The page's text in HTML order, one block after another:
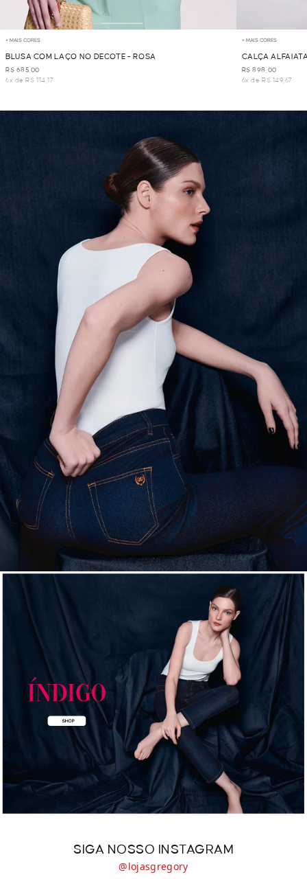
+ MAIS CORES
BLUSA COM LAÇO NO DECOTE - ROSA
R$ 685,00
6x de R$ 114,17
+ MAIS CORES
CALÇA
R$ 898,00
6x de R$ 149,67
SIGA NOSSO INSTAGRAM
@lojasgregory